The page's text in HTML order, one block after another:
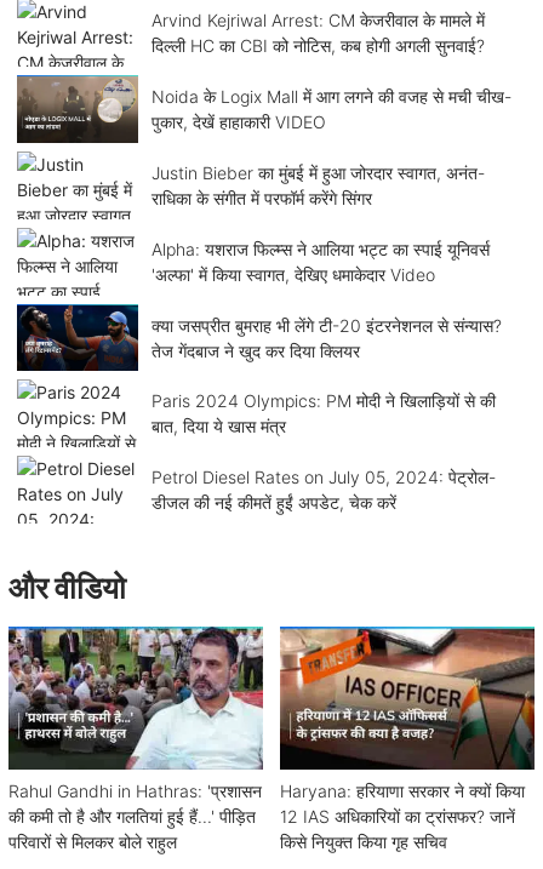
Arvind Kejriwal Arrest: CM केजरीवाल के मामले में
दिल्ली HC का CBI को नोटिस, कब होगी अगली सुनवाई?
Noida के Logix Mall में आग लगने की वजह से मची चीख-
पुकार, देखें हाहाकारी VIDEO
Justin Bieber का मुंबई में हुआ जोरदार स्वागत, अनंत-
राधिका के संगीत में परफॉर्म करेंगे सिंगर
Alpha: यशराज फिल्म्स ने आलिया भट्ट का स्पाई यूनिवर्स
'अल्फा' में किया स्वागत, देखिए धमाकेदार Video
क्या जसप्रीत बुमराह भी लेंगे टी-20 इंटरनेशनल से संन्यास?
तेज गेंदबाज ने खुद कर दिया क्लियर
Paris 2024 Olympics: PM मोदी ने खिलाड़ियों से की
बात, दिया ये खास मंत्र
Petrol Diesel Rates on July 05, 2024: पेट्रोल-
डीजल की नई कीमतें हुईं अपडेट, चेक करें
और वीडियो
Rahul Gandhi in Hathras: 'प्रशासन
की कमी तो है और गलतियां हुई हैं...' पीड़ित
परिवारों से मिलकर बोले राहुल
Haryana: हरियाणा सरकार ने क्यों किया
12 IAS अधिकारियों का ट्रांसफर? जानें
किसे नियुक्त किया गृह सचिव